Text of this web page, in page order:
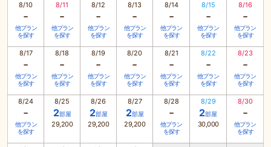
8/10
-
他プラン
を探す
8/11
-
他プラン
を探す
8/12
-
他プラン
を探す
8/13
-
他プラン
を探す
8/14
-
他プラン
を探す
8/15
-
他プラン
を探す
8/16
-
他プラン
を探す
8/17
-
他プラン
を探す
8/18
-
他プラン
を探す
8/19
-
他プラン
を探す
8/20
-
他プラン
を探す
8/21
-
他プラン
を探す
8/22
-
他プラン
を探す
8/23
-
他プラン
を探す
8/24
-
他プラン
を探す
8/25
2部屋
29,200
8/26
2部屋
29,200
8/27
2部屋
29,200
8/28
-
他プラン
を探す
8/29
2部屋
30,000
8/30
-
他プラン
を探す